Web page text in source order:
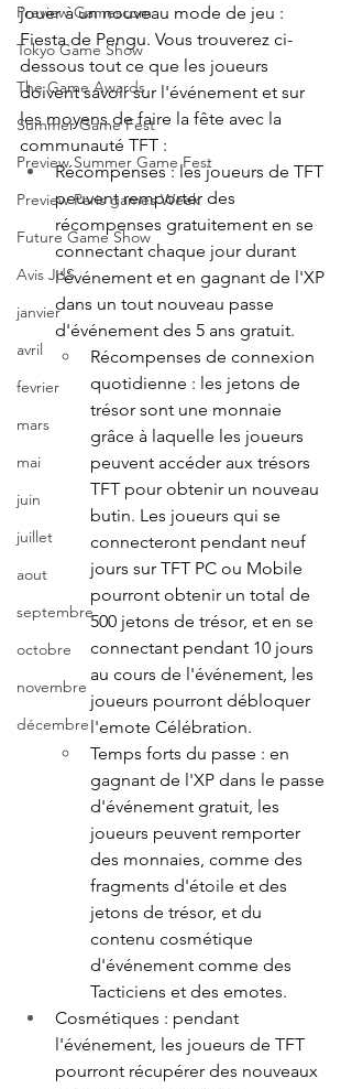
Preview Gamescom
Tokyo Game Show
The Game Awards
Summer Game Fest
Preview Summer Game Fest
Preview Paris games Week
Future Game Show
Avis JdS
janvier
avril
fevrier
mars
mai
juin
juillet
aout
septembre
octobre
novembre
décembre
jouer à un nouveau mode de jeu :
Fiesta de Pengu. Vous trouverez ci-
dessous tout ce que les joueurs
doivent savoir sur l'événement et sur
les moyens de faire la fête avec la
communauté TFT :
Récompenses : les joueurs de TFT
peuvent remporter des
récompenses gratuitement en se
connectant chaque jour durant
l'événement et en gagnant de l'XP
dans un tout nouveau passe
d'événement des 5 ans gratuit.
Récompenses de connexion
quotidienne : les jetons de
trésor sont une monnaie
grâce à laquelle les joueurs
peuvent accéder aux trésors
TFT pour obtenir un nouveau
butin. Les joueurs qui se
connecteront pendant neuf
jours sur TFT PC ou Mobile
pourront obtenir un total de
500 jetons de trésor, et en se
connectant pendant 10 jours
au cours de l'événement, les
joueurs pourront débloquer
l'emote Célébration.
Temps forts du passe : en
gagnant de l'XP dans le passe
d'événement gratuit, les
joueurs peuvent remporter
des monnaies, comme des
fragments d'étoile et des
jetons de trésor, et du
contenu cosmétique
d'événement comme des
Tacticiens et des emotes.
Cosmétiques : pendant
l'événement, les joueurs de TFT
pourront récupérer des nouveaux